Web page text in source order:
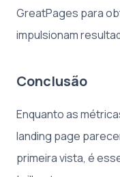
GreatPages para
impulsionam
Conclusão
Enquanto as
landing page
primeira vista, é